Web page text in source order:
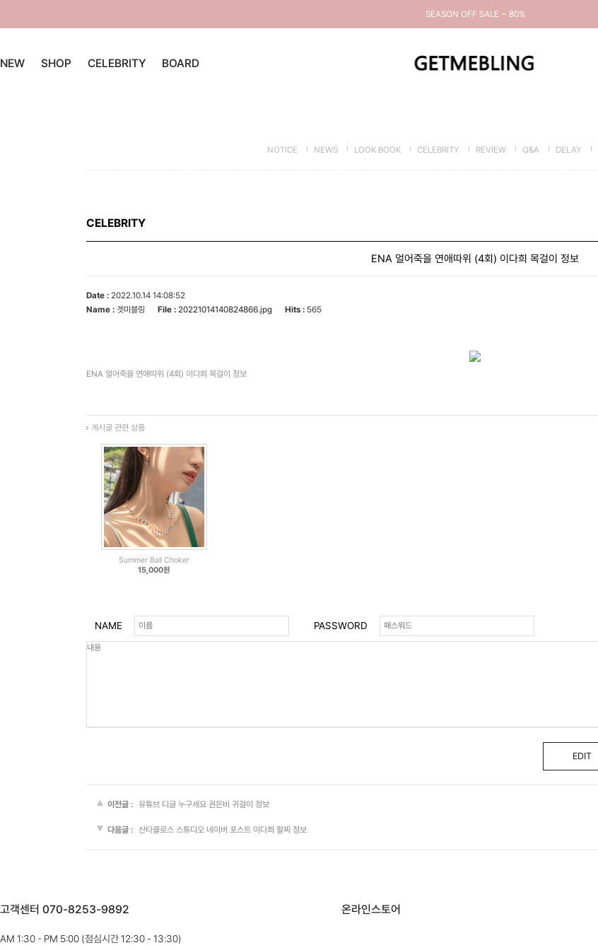
SEASON OFF SALE ~ 80%
NEW SHOP CELEBRITY BOARD
NOTICE NEWS LOOK BOOK CELEBRITY REVIEW Q&A DELAY
CELEBRITY
ENA 얼어죽을 연애따위 (4회) 이다희 목걸이 정보
Date : 2022.10.14 14:08:52
Name : 겟미블링 File : 20221014140824866.jpg Hits : 565
ENA 얼어죽을 연애따위 (4회) 이다희 목걸이 정보
게시글 관련 상품
Summer Ball Choker
15,000원
NAME PASSWORD
EDIT
이전글 : 유튜브 디글 누구세요 권은비 귀걸이 정보
다음글 : 산타클로스 스튜디오 네이버 포스트 이다희 팔찌 정보
고객센터 070-8253-9892
AM 1:30 - PM 5:00 (점심시간 12:30 - 13:30)
온라인스토어